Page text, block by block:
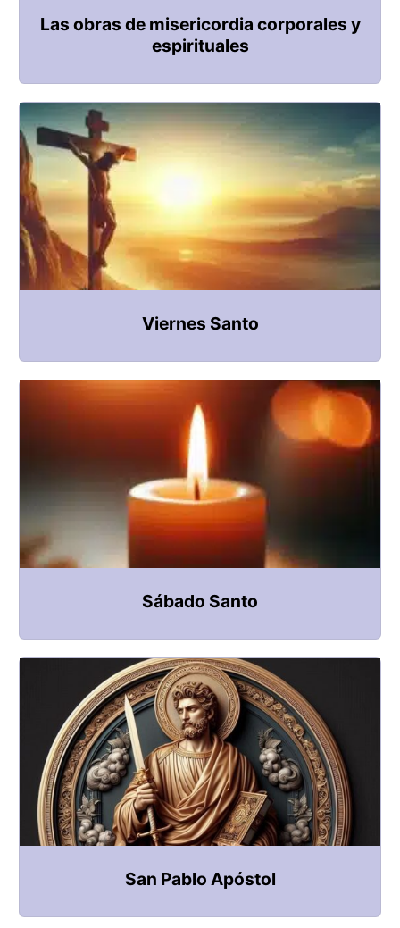
Las obras de misericordia corporales y
espirituales​
Viernes Santo
Sábado Santo
San Pablo Apóstol